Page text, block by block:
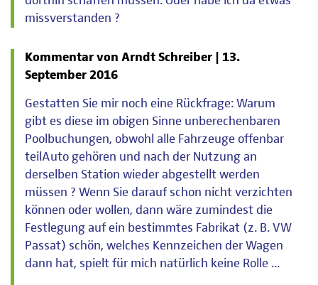
missverstanden ?
Kommentar von Arndt Schreiber | 13.
September 2016
Gestatten Sie mir noch eine Rückfrage: Warum
gibt es diese im obigen Sinne unberechenbaren
Poolbuchungen, obwohl alle Fahrzeuge offenbar
teilAuto gehören und nach der Nutzung an
derselben Station wieder abgestellt werden
müssen ? Wenn Sie darauf schon nicht verzichten
können oder wollen, dann wäre zumindest die
Festlegung auf ein bestimmtes Fabrikat (z. B. VW
Passat) schön, welches Kennzeichen der Wagen
dann hat, spielt für mich natürlich keine Rolle ...